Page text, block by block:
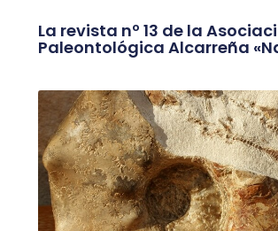
La revista nº 13 de la
Paleontológica Alcarreña